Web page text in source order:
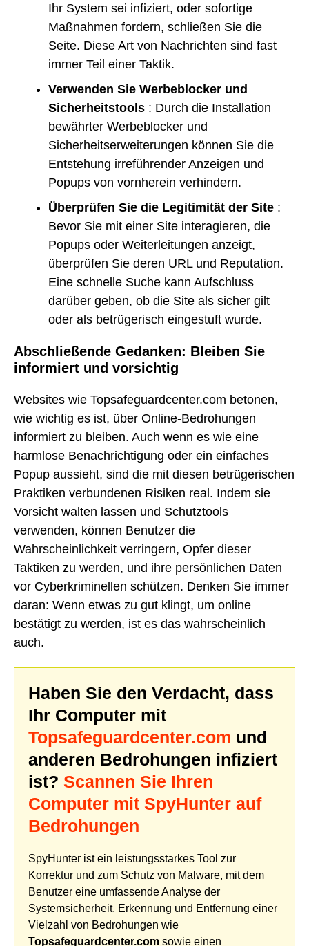
Ihr System sei infiziert, oder sofortige
Maßnahmen fordern, schließen Sie die
Seite. Diese Art von Nachrichten sind fast
immer Teil einer Taktik.
Verwenden Sie Werbeblocker und
Sicherheitstools : Durch die Installation
bewährter Werbeblocker und
Sicherheitserweiterungen können Sie die
Entstehung irreführender Anzeigen und
Popups von vornherein verhindern.
Überprüfen Sie die Legitimität der Site :
Bevor Sie mit einer Site interagieren, die
Popups oder Weiterleitungen anzeigt,
überprüfen Sie deren URL und Reputation.
Eine schnelle Suche kann Aufschluss
darüber geben, ob die Site als sicher gilt
oder als betrügerisch eingestuft wurde.
Abschließende Gedanken: Bleiben Sie
informiert und vorsichtig
Websites wie Topsafeguardcenter.com betonen,
wie wichtig es ist, über Online-Bedrohungen
informiert zu bleiben. Auch wenn es wie eine
harmlose Benachrichtigung oder ein einfaches
Popup aussieht, sind die mit diesen betrügerischen
Praktiken verbundenen Risiken real. Indem sie
Vorsicht walten lassen und Schutztools
verwenden, können Benutzer die
Wahrscheinlichkeit verringern, Opfer dieser
Taktiken zu werden, und ihre persönlichen Daten
vor Cyberkriminellen schützen. Denken Sie immer
daran: Wenn etwas zu gut klingt, um online
bestätigt zu werden, ist es das wahrscheinlich
auch.
Haben Sie den Verdacht, dass
Ihr Computer mit
Topsafeguardcenter.com und
anderen Bedrohungen infiziert
ist? Scannen Sie Ihren
Computer mit SpyHunter auf
Bedrohungen
SpyHunter ist ein leistungsstarkes Tool zur
Korrektur und zum Schutz von Malware, mit dem
Benutzer eine umfassende Analyse der
Systemsicherheit, Erkennung und Entfernung einer
Vielzahl von Bedrohungen wie
Topsafeguardcenter.com sowie einen